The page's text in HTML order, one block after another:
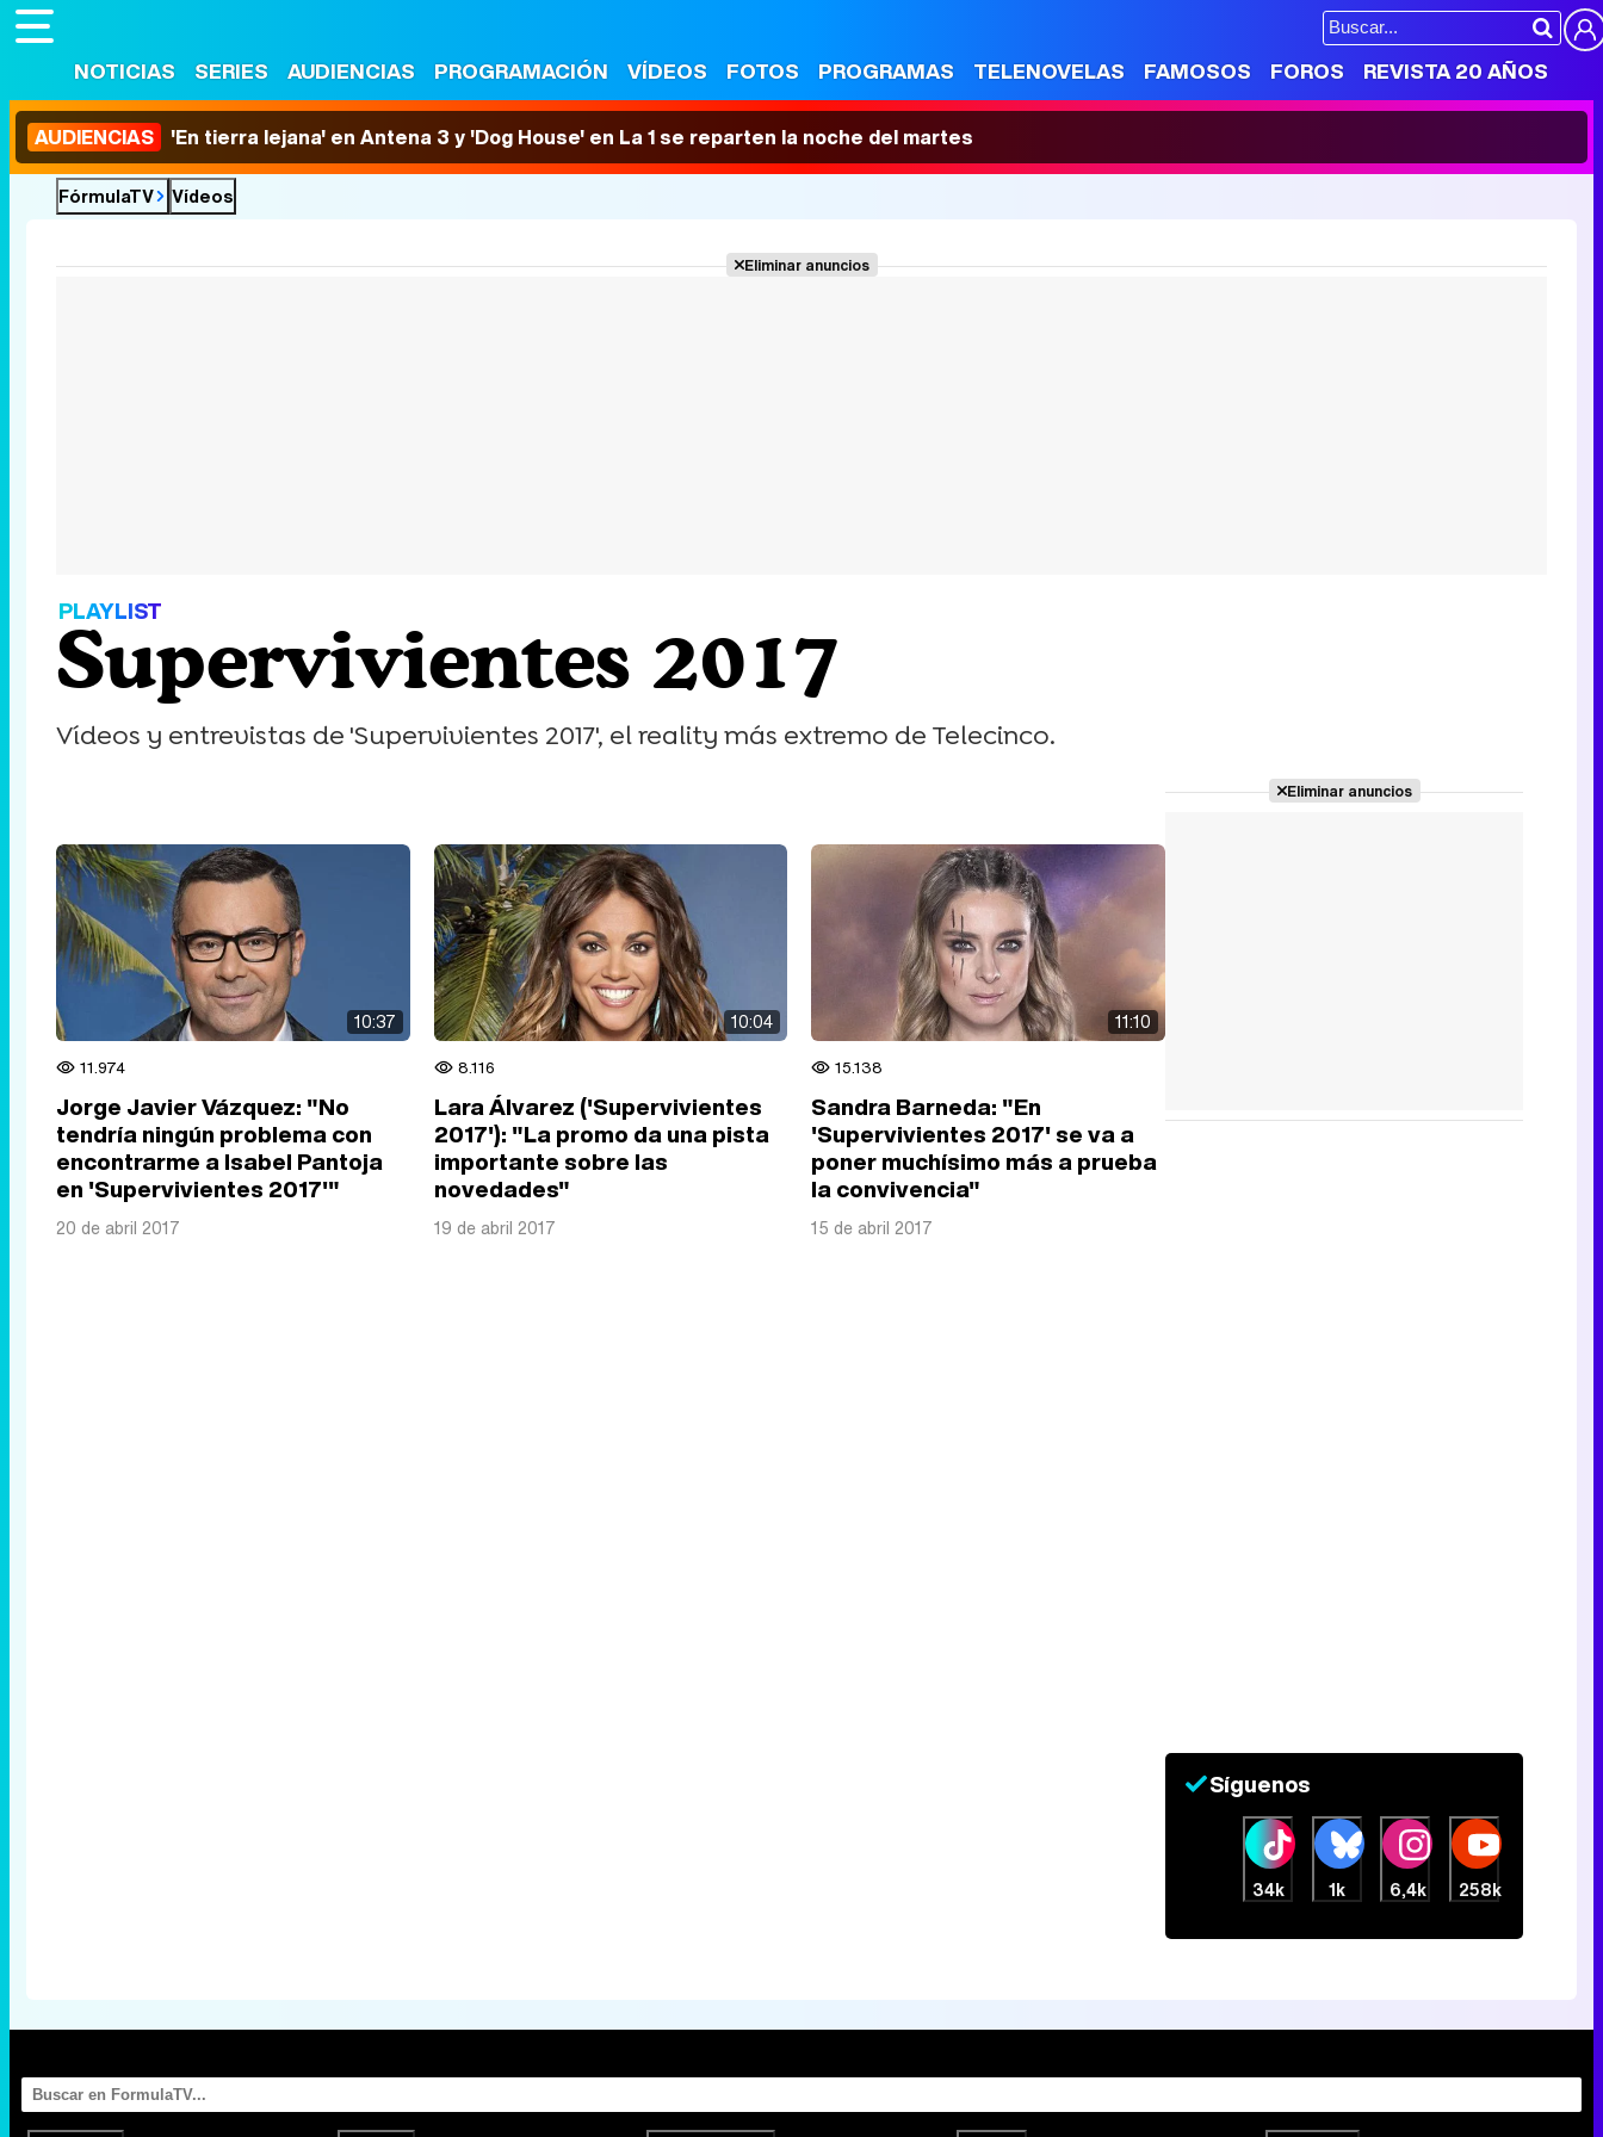
NOTICIAS SERIES AUDIENCIAS PROGRAMACIÓN VÍDEOS FOTOS PROGRAMAS TELENOVELAS FAMOSOS FOROS REVISTA 20 AÑOS
AUDIENCIAS 'En tierra lejana' en Antena 3 y 'Dog House' en La 1 se reparten la noche del martes
FórmulaTV Vídeos
Eliminar anuncios
PLAYLIST
Supervivientes 2017
Vídeos y entrevistas de 'Supervivientes 2017', el reality más extremo de Telecinco.
10:37
11.974
Jorge Javier Vázquez: "No
tendría ningún problema con
encontrarme a Isabel Pantoja
en 'Supervivientes 2017'"
20 de abril 2017
10:04
8.116
Lara Álvarez ('Supervivientes
2017'): "La promo da una pista
importante sobre las
novedades"
19 de abril 2017
11:10
15.138
Sandra Barneda: "En
'Supervivientes 2017' se va a
poner muchísimo más a prueba
la convivencia"
15 de abril 2017
Eliminar anuncios
Síguenos
34k 1k 6,4k 258k